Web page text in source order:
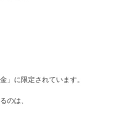
」に限定されています。
のは、